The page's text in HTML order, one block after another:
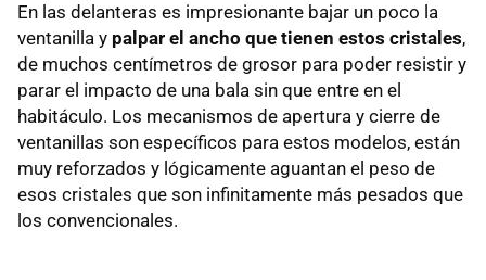
En las delanteras es impresionante bajar un poco la
ventanilla y palpar el ancho que tienen estos cristales,
de muchos centímetros de grosor para poder resistir y
parar el impacto de una bala sin que entre en el
habitáculo. Los mecanismos de apertura y cierre de
ventanillas son específicos para estos modelos, están
muy reforzados y lógicamente aguantan el peso de
esos cristales que son infinitamente más pesados que
los convencionales.